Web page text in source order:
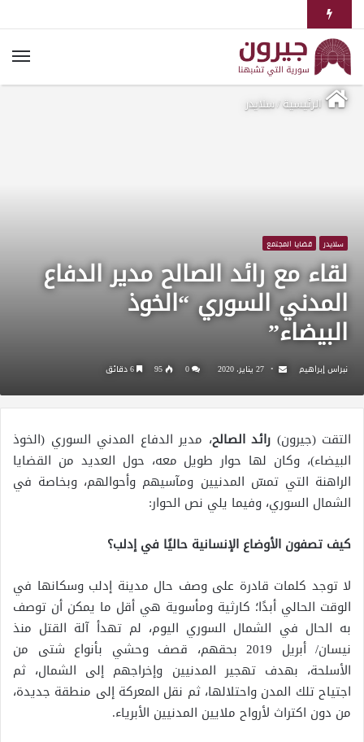
الرئيسية/سلايدر
سلايدر قضايا المجتمع
لقاء مع رائد الصالح مدير الدفاع
المدني السوري “الخوذ
البيضاء”
نبراس إبراهيم 27 يناير، 2020 95
التقت (جيرون) رائد الصالح، مدير الدفاع المدني السوري (الخوذ
البيضاء)، وكان لها حوار طويل معه، حول العديد من القضايا
الراهنة التي تمسّ المدنيين ومآسيهم وأحوالهم، وبخاصة في
الشمال السوري، وفيما يلي نص الحوار:
كيف تصفون الأوضاع الإنسانية حاليًا في إدلب؟
لا توجد كلمات قادرة على وصف حال مدينة إدلب وسكانها في
الوقت الحالي أبدًا؛ كارثية ومأسوية هي أقل ما يمكن أن توصف
به الحال في الشمال السوري اليوم، لم تهدأ آلة القتل منذ
نيسان/ أبريل 2019 بحقهم، قصف وحشي بأنواع شتى من
الأسلحة، بهدف تهجير المدنيين وإخراجهم إلى الشمال، ثم
اجتياح تلك المدن واحتلالها، ثم نقل المعركة إلى منطقة جديدة،
من دون اكتراث لأرواح ملايين المدنيين الأبرياء.